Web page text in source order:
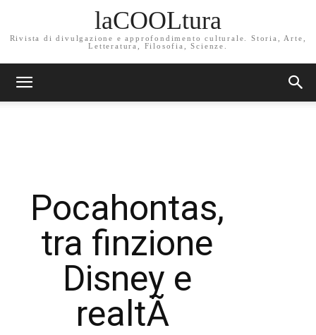
laCOOLtura
Rivista di divulgazione e approfondimento culturale. Storia, Arte,
Letteratura, Filosofia, Scienze.
Pocahontas,
tra finzione
Disney e
realtÃ